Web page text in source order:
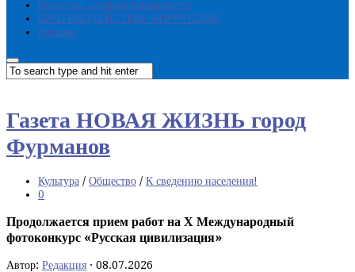
Политика конфиденциальности
ПРОТИВОДЕЙСТВИЕ КОРРУПЦИИ
Реклама
Газета НОВАЯ ЖИЗНЬ город
Фурманов
Культура / Общество / К сведению населения!
0
Продолжается прием работ на Х Международный
фотоконкурс «Русская цивилизация»
Автор: Редакция · 08.07.2026